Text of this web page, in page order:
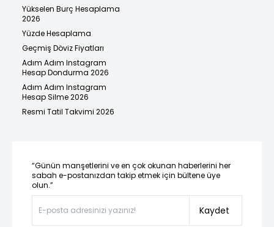
Yükselen Burç Hesaplama
2026
Yüzde Hesaplama
Geçmiş Döviz Fiyatları
Adım Adım Instagram
Hesap Dondurma 2026
Adım Adım Instagram
Hesap Silme 2026
Resmi Tatil Takvimi 2026
“Günün manşetlerini ve en çok okunan haberlerini her
sabah e-postanızdan takip etmek için bültene üye
olun.”
Kaydet